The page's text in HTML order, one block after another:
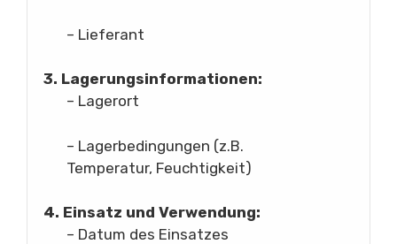
– Lieferant
3. Lagerungsinformationen:
– Lagerort
– Lagerbedingungen (z.B.
Temperatur, Feuchtigkeit)
4. Einsatz und Verwendung:
– Datum des Einsatzes